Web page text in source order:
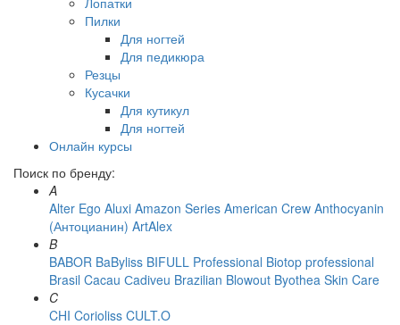
Пилки
Для ногтей
Для педикюра
Резцы
Кусачки
Для кутикул
Для ногтей
Онлайн курсы
Поиск по бренду:
A
Alter Ego Aluxi Amazon Series American Crew Anthocyanin
(Антоцианин) ArtAlex
B
BABOR BaByliss BIFULL Professional Biotop professional
Brasil Cacau Сadiveu Brazilian Blowout Byothea Skin Care
C
CHI Corioliss CULT.O